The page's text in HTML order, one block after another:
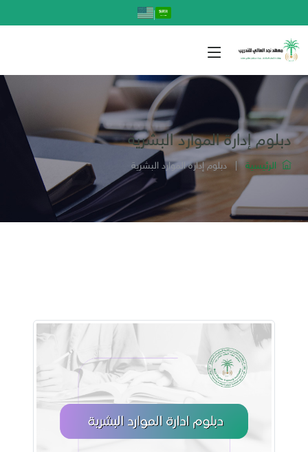
|
دبلوم إدارة الموارد البشرية
الرئيسية|دبلوم إدارة الموارد البشرية